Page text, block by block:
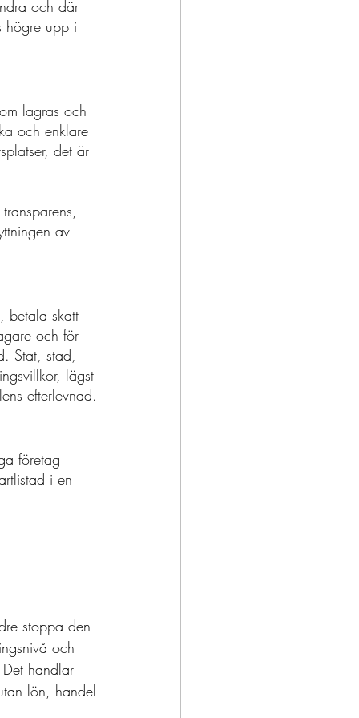
och där
högre upp i
lagras och
och enklare
det är
av
betala skatt
och för
Stat, stad,
lägst
efterlevnad.
företag
i en
stoppa den
och
handlar
lön, handel